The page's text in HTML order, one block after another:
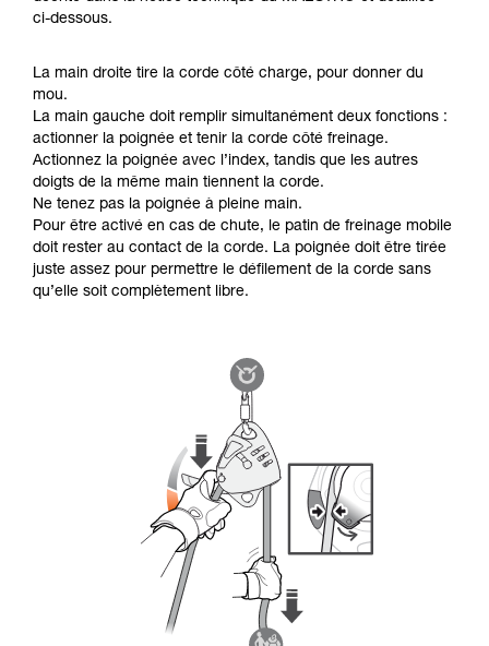
ci-dessous.
La main droite tire la corde côté charge, pour donner du
mou.
La main gauche doit remplir simultanément deux fonctions :
actionner la poignée et tenir la corde côté freinage.
Actionnez la poignée avec l’index, tandis que les autres
doigts de la même main tiennent la corde.
Ne tenez pas la poignée à pleine main.
Pour être activé en cas de chute, le patin de freinage mobile
doit rester au contact de la corde. La poignée doit être tirée
juste assez pour permettre le défilement de la corde sans
qu’elle soit complètement libre.